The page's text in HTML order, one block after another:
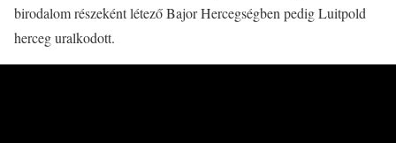
birodalom részeként létező Bajor Hercegségben pedig Luitpold
herceg uralkodott.